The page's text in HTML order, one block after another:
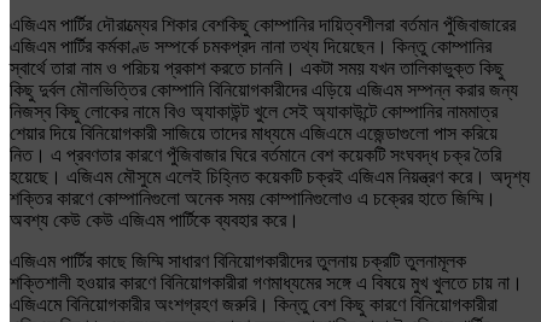
এজিএম পার্টির দৌরাত্ম্যের শিকার বেশকিছু কোম্পানির দায়িত্বশীলরা বর্তমান পুঁজিবাজারের
এজিএম পার্টির কর্মকাণ্ড সম্পর্কে চমকপ্রদ নানা তথ্য দিয়েছেন। কিন্তু কোম্পানির
স্বার্থে তারা নাম ও পরিচয় প্রকাশ করতে চাননি। একটা সময় যখন তালিকাভুক্ত কিছু
কিছু দুর্বল মৌলভিত্তির কোম্পানি বিনিয়োগকারীদের এড়িয়ে এজিএম সম্পন্ন করার জন্য
নিজস্ব কিছু লোকের নামে বিও অ্যাকাউন্ট খুলে সেই অ্যাকাউন্টে কোম্পানির নামমাত্র
শেয়ার দিয়ে বিনিয়োগকারী সাজিয়ে তাদের মাধ্যমে এজিএমে এজেন্ডাগুলো পাস করিয়ে
নিত। এ প্রবণতার কারণে পুঁজিবাজার ঘিরে বর্তমানে বেশ কয়েকটি সংঘবদ্ধ চক্র তৈরি
হয়েছে। এজিএম মৌসুমে এলেই চিহ্নিত কয়েকটি চক্রই এজিএম নিয়ন্ত্রণ করে। অদৃশ্য
শক্তির কারণে কোম্পানিগুলো অনেক সময় কোম্পানিগুলোও এ চক্রের হাতে জিম্মি।
অবশ্য কেউ কেউ এজিএম পার্টিকে ব্যবহার করে।
এজিএম পার্টির কাছে জিম্মি সাধারণ বিনিয়োগকারীদের তুলনায় চক্রটি তুলনামূলক
শক্তিশালী হওয়ার কারণে বিনিয়োগকারীরা গণমাধ্যমের সঙ্গে এ বিষয়ে মুখ খুলতে চায় না।
এজিএমে বিনিয়োগকারীর অংশগ্রহণ জরুরি। কিন্তু বেশ কিছু কারণে বিনিয়োগকারীরা